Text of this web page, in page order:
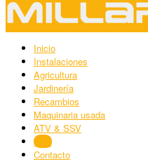
Inicio
Instalaciones
Agricultura
Jardinería
Recambios
Maquinaria usada
ATV & SSV
Blog
Contacto